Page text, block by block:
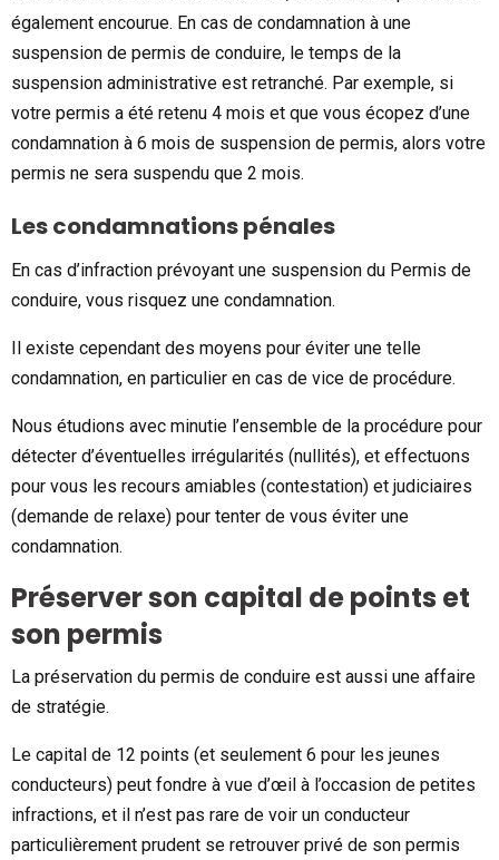
également encourue. En cas de condamnation à une
suspension de permis de conduire, le temps de la
suspension administrative est retranché. Par exemple, si
votre permis a été retenu 4 mois et que vous écopez d’une
condamnation à 6 mois de suspension de permis, alors votre
permis ne sera suspendu que 2 mois.
Les condamnations pénales
En cas d’infraction prévoyant une suspension du Permis de
conduire, vous risquez une condamnation.
Il existe cependant des moyens pour éviter une telle
condamnation, en particulier en cas de vice de procédure.
Nous étudions avec minutie l’ensemble de la procédure pour
détecter d’éventuelles irrégularités (nullités), et effectuons
pour vous les recours amiables (contestation) et judiciaires
(demande de relaxe) pour tenter de vous éviter une
condamnation.
Préserver son capital de points et
son permis
La préservation du permis de conduire est aussi une affaire
de stratégie.
Le capital de 12 points (et seulement 6 pour les jeunes
conducteurs) peut fondre à vue d’œil à l’occasion de petites
infractions, et il n’est pas rare de voir un conducteur
particulièrement prudent se retrouver privé de son permis